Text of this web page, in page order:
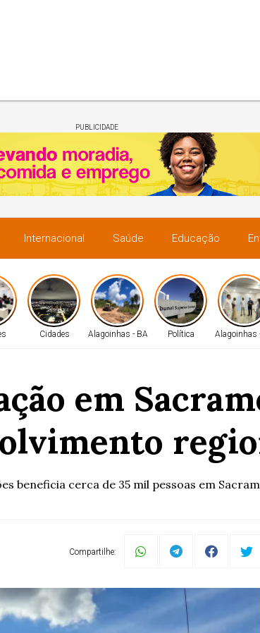
PUBLICIDADE
Internacional Saúde Educação
Cidades Alagoinhas - BA Política Alagoinhas
em
beneficia cerca de 35 mil pessoas em
Compartilhe: